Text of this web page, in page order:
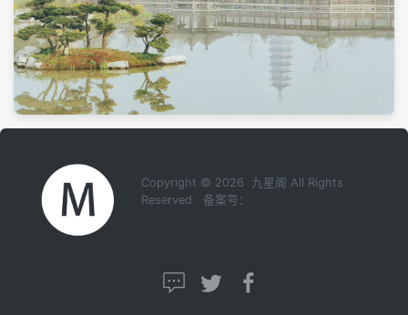
Copyright © 2026 九星阁 All Rights
Reserved 备案号：